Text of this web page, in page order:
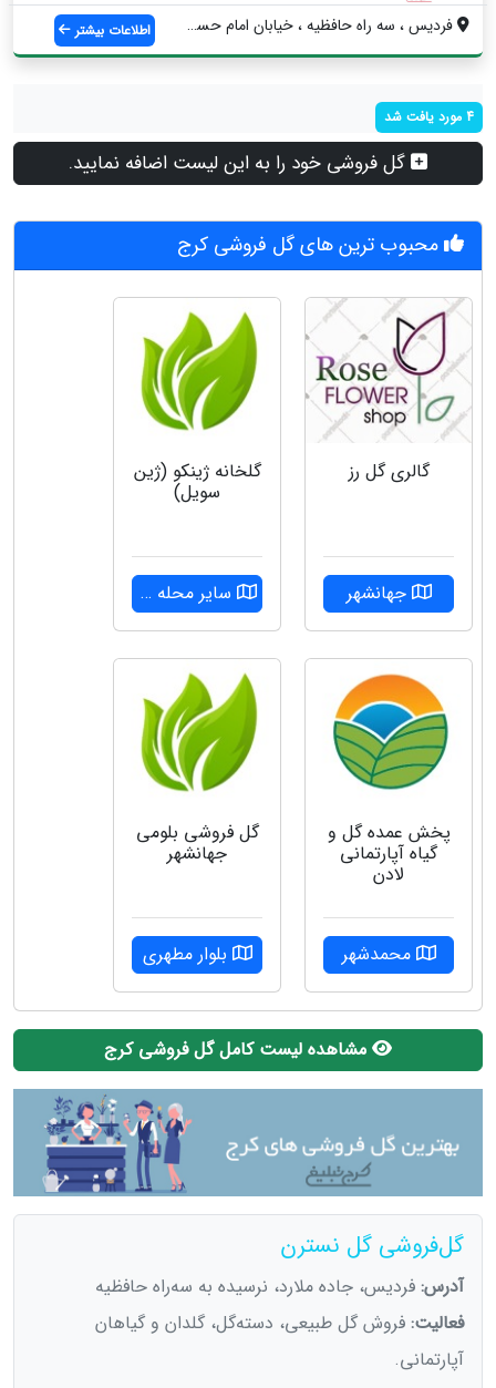
فردیس ، سه راه حافظیه ، خیابان امام حسن ... اطلاعات بیشتر
4 مورد یافت شد
گل فروشی خود را به این لیست اضافه نمایید.
محبوب ترین های گل فروشی کرج
گالری گل رز
جهانشهر
گلخانه ژینکو (ژین
سویل)
سایر محله ها
پخش عمده گل و
گیاه آپارتمانی
لادن
محمدشهر
گل فروشی بلومی
جهانشهر
بلوار مطهری
مشاهده لیست کامل گل فروشی کرج
گل‌فروشی گل نسترن
آدرس: فردیس، جاده ملارد، نرسیده به سه‌راه حافظیه
فعالیت: فروش گل طبیعی، دسته‌گل، گلدان و گیاهان
آپارتمانی.